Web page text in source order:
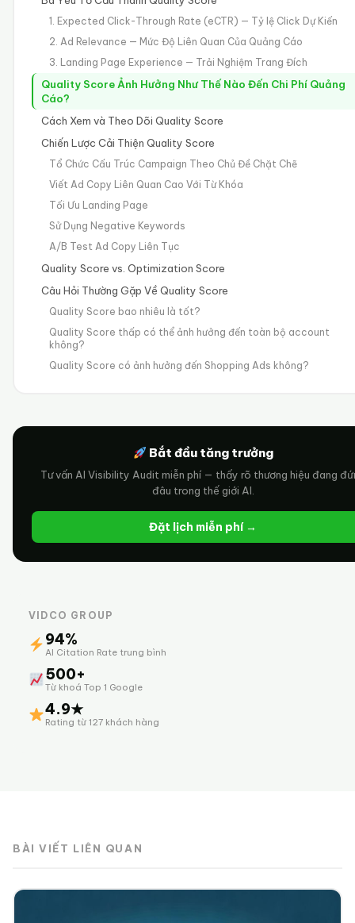
1. Expected Click-Through Rate (eCTR) — Tỷ lệ Click Dự Kiến
2. Ad Relevance — Mức Độ Liên Quan Của Quảng Cáo
3. Landing Page Experience — Trải Nghiệm Trang Đích
Quality Score Ảnh Hưởng Như Thế Nào Đến Chi Phí Quảng
Cáo?
Cách Xem và Theo Dõi Quality Score
Chiến Lược Cải Thiện Quality Score
Tổ Chức Cấu Trúc Campaign Theo Chủ Đề Chặt Chẽ
Viết Ad Copy Liên Quan Cao Với Từ Khóa
Tối Ưu Landing Page
Sử Dụng Negative Keywords
A/B Test Ad Copy Liên Tục
Quality Score vs. Optimization Score
Câu Hỏi Thường Gặp Về Quality Score
Quality Score bao nhiêu là tốt?
Quality Score thấp có thể ảnh hưởng đến toàn bộ account
không?
Quality Score có ảnh hưởng đến Shopping Ads không?
Bắt đầu tăng trưởng
Tư vấn AI Visibility Audit miễn phí — thấy rõ thương hiệu đang
đâu trong thế giới AI.
Đặt lịch miễn phí →
VIDCO GROUP
94%
AI Citation Rate trung bình
500+
Từ khoá Top 1 Google
4.9★
Rating từ 127 khách hàng
BÀI VIẾT LIÊN QUAN